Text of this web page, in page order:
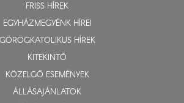
FRISS HÍREK
EGYHÁZMEGYÉNK HÍREI
GÖRÖGKATOLIKUS HÍREK
KITEKINTŐ
KÖZELGŐ ESEMÉNYEK
ÁLLÁSAJÁNLATOK